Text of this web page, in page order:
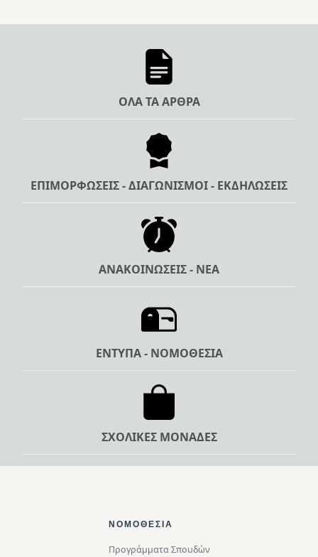
ΟΛΑ ΤΑ ΑΡΘΡΑ
ΕΠΙΜΟΡΦΩΣΕΙΣ - ΔΙΑΓΩΝΙΣΜΟΙ - ΕΚΔΗΛΩΣΕΙΣ
ΑΝΑΚΟΙΝΩΣΕΙΣ - ΝΕΑ
ΕΝΤΥΠΑ - ΝΟΜΟΘΕΣΙΑ
ΣΧΟΛΙΚΕΣ ΜΟΝΑΔΕΣ
ΝΟΜΟΘΕΣΊΑ
Προγράμματα Σπουδών